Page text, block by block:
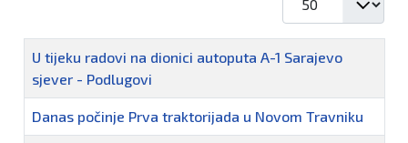
Naziv
U tijeku radovi na dionici autoputa A-1 Sarajevo
sjever - Podlugovi
Danas počinje Prva traktorijada u Novom Travniku